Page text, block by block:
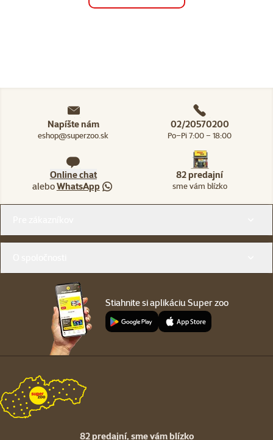
Napíšte nám
eshop@superzoo.sk
02/20570200
Po–Pi 7:00 – 18:00
Online chat
aleboWhatsApp
82 predajní
sme vám blízko
Stiahnite si aplikáciu Super zoo
82 predajní, sme vám blízko